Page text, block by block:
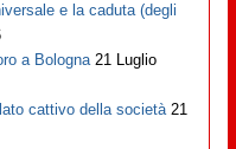
e la caduta (degli
a Bologna 21 Luglio
cattivo della società 21